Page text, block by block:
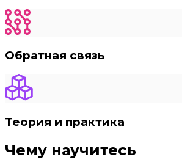
Обратная связь
Теория и практика
Чему научитесь